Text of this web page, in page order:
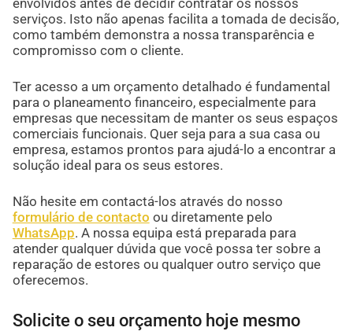
envolvidos antes de decidir contratar os nossos
serviços. Isto não apenas facilita a tomada de decisão,
como também demonstra a nossa transparência e
compromisso com o cliente.
Ter acesso a um orçamento detalhado é fundamental
para o planeamento financeiro, especialmente para
empresas que necessitam de manter os seus espaços
comerciais funcionais. Quer seja para a sua casa ou
empresa, estamos prontos para ajudá-lo a encontrar a
solução ideal para os seus estores.
Não hesite em contactá-los através do nosso
formulário de contacto ou diretamente pelo
WhatsApp. A nossa equipa está preparada para
atender qualquer dúvida que você possa ter sobre a
reparação de estores ou qualquer outro serviço que
oferecemos.
Solicite o seu orçamento hoje mesmo